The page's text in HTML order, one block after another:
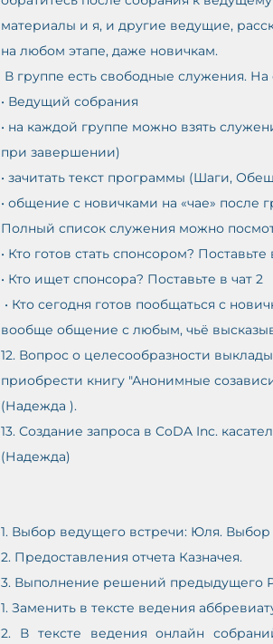
материалы и я, и другие ведущие,
на любом этапе, даже новичкам.
В группе есть свободные служения.
• Ведущий собрания
• на каждой группе можно взять
при завершении)
• зачитать текст программы (Шаги,
• общение с новичками на «чае» после
Полный список служения можно
• Кто готов стать спонсором? Поставьте
• Кто ищет спонсора? Поставьте в чат 2
вообще общение с любым, чьё
12. Вопрос о целесообразности
приобрести книгу "Анонимные
(Надежда ).
13. Создание запроса в CoDA Inc.
(Надежда)
1. Выбор ведущего встречи: Юля. Выбор
2. Предоставления отчета Казначея.
3. Выполнение решений предыдущего
1. Заменить в тексте ведения
2. В тексте ведения онлайн